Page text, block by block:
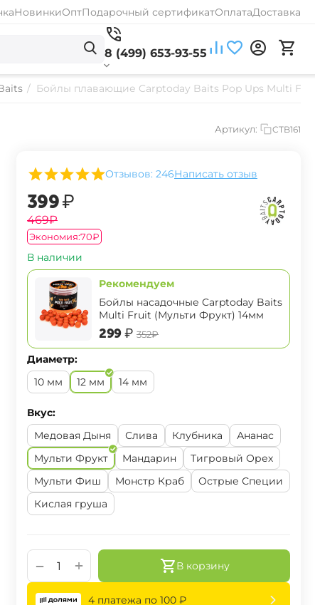
НовинкиОптПодарочный сертификатОплатаДоставка
8 (499) 653-93-55
/ Бойлы плавающие Carptoday Baits Pop Ups Multi
Артикул: CTB161
Отзывов: 246Написать отзыв
‍399‍₽
‍469‍₽
Экономия:‍70‍₽
В наличии
Рекомендуем
Бойлы насадочные Carptoday Baits
Multi Fruit (Мульти Фрукт) 14мм
‍299‍₽ ‍352‍₽
Диаметр:
10 мм
12 мм 14 мм
Вкус:
Медовая Дыня
Слива Клубника
Ананас
Мульти Фрукт
Мандарин
Тигровый Орех
Мульти Фиш
Монстр Краб
Острые Специи
Кислая груша
+
− В корзину
4 платежа по 100 ₽